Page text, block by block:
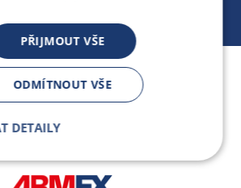
ARMEX a členem Asociace
dodavatelů energií.
PŘIJMOUT VŠE
ODMÍTNOUT VŠE
DETAILY
Výkonnostní